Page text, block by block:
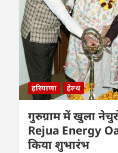
हरियाणा हेल्थ
गुरुग्राम में खुला
Rejua Energy
किया शुभारंभ